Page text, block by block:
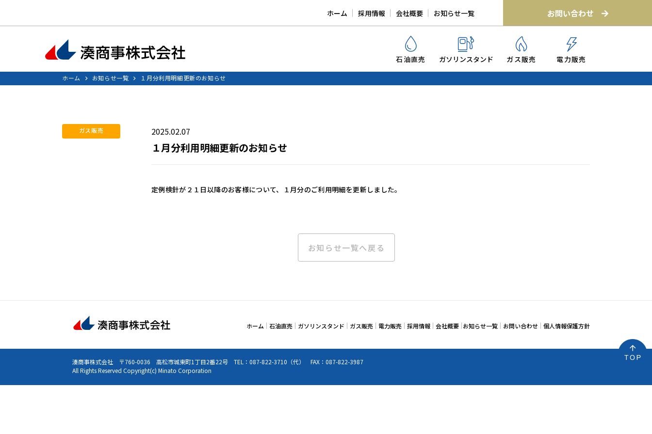
ホーム 採用情報 会社概要 お知らせ一覧 お問い合わせ
石油直売 ガソリンスタンド ガス販売 電力販売
ホーム お知らせ一覧 １月分利用明細更新のお知らせ
ガス販売 2025.02.07
１月分利用明細更新のお知らせ
定例検針が２１日以降のお客様について、１月分のご利用明細を更新しました。
お知らせ一覧へ戻る
ホーム 石油直売 ガソリンスタンド ガス販売 電力販売 採用情報 会社概要 お知らせ一覧 お問い合わせ 個人情報保護方針
湊商事株式会社 〒760-0036 高松市城東町1丁目2番22号 TEL： 087-822-3710 （代） FAX：087-822-3987
All Rights Reserved Copyright(c) Minato Corporation